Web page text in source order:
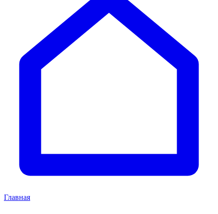
Главная